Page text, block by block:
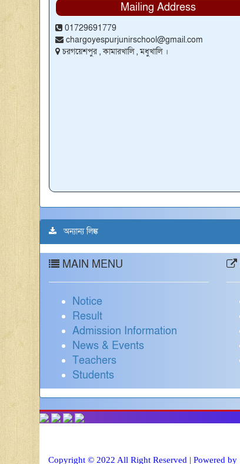
Mailing Address
01729691779
chargoyespurjunirschool@gmail.com
চরগয়েশপুর , কামারখালি , মধুখালি ।
অন্যান্য লিঙ্ক
MAIN MENU
Notice
Result
Admission Information
News & Events
Teachers
Students
Copyright © 2022 All Right Reserved | Powered by